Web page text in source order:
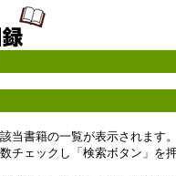
当書籍の一覧が表示されます
チェックし「検索ボタン」